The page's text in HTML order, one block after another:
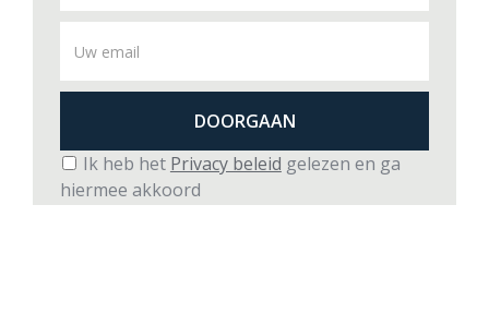
Ik heb het Privacy beleid gelezen en ga
hiermee akkoord